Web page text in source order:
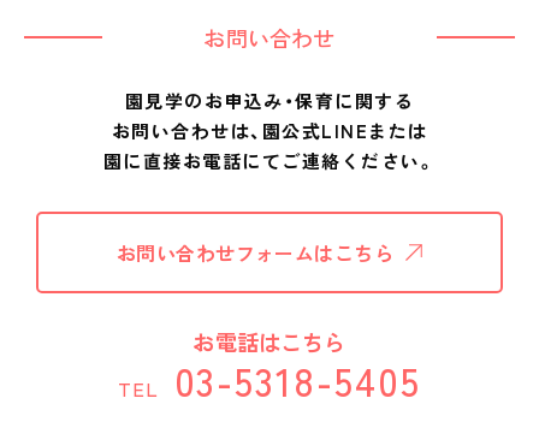
お問い合わせ
園見学のお申込み・保育に関する
お問い合わせは、 園公式LINEまたは
園に直接お電話にてご連絡ください。
お問い合わせフォームはこちら
お電話はこちら
TEL 03-5318-5405